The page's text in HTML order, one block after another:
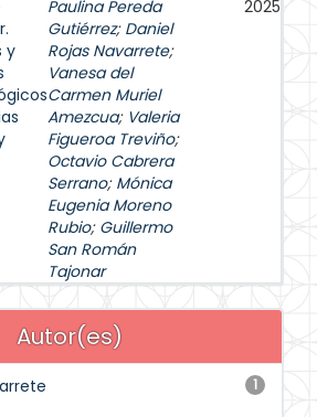
y
Paulina Pereda
Gutiérrez; Daniel
Rojas Navarrete;
Vanesa del
Carmen Muriel
Amezcua; Valeria
Figueroa Treviño;
Octavio Cabrera
Serrano; Mónica
Eugenia Moreno
Rubio; Guillermo
San Román
Tajonar
2025
Autor(es)
1